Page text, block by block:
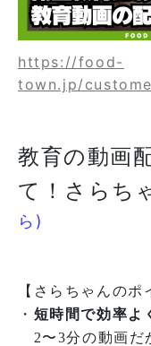
https://food-
town.jp/
教育の動画
て！さらち
ら)
【さらちゃんのポ
・ 短時間で効率よ
2〜3分の動画だ